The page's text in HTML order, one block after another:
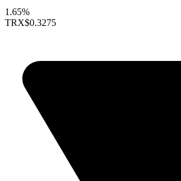
1.65%
TRX$0.3275